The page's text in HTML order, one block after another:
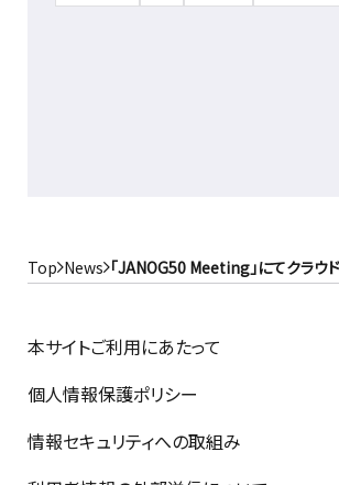
Top News 「JANOG50 Meeting」にてクラ
本サイトご利用にあたって
個人情報保護ポリシー
情報セキュリティへの取組み